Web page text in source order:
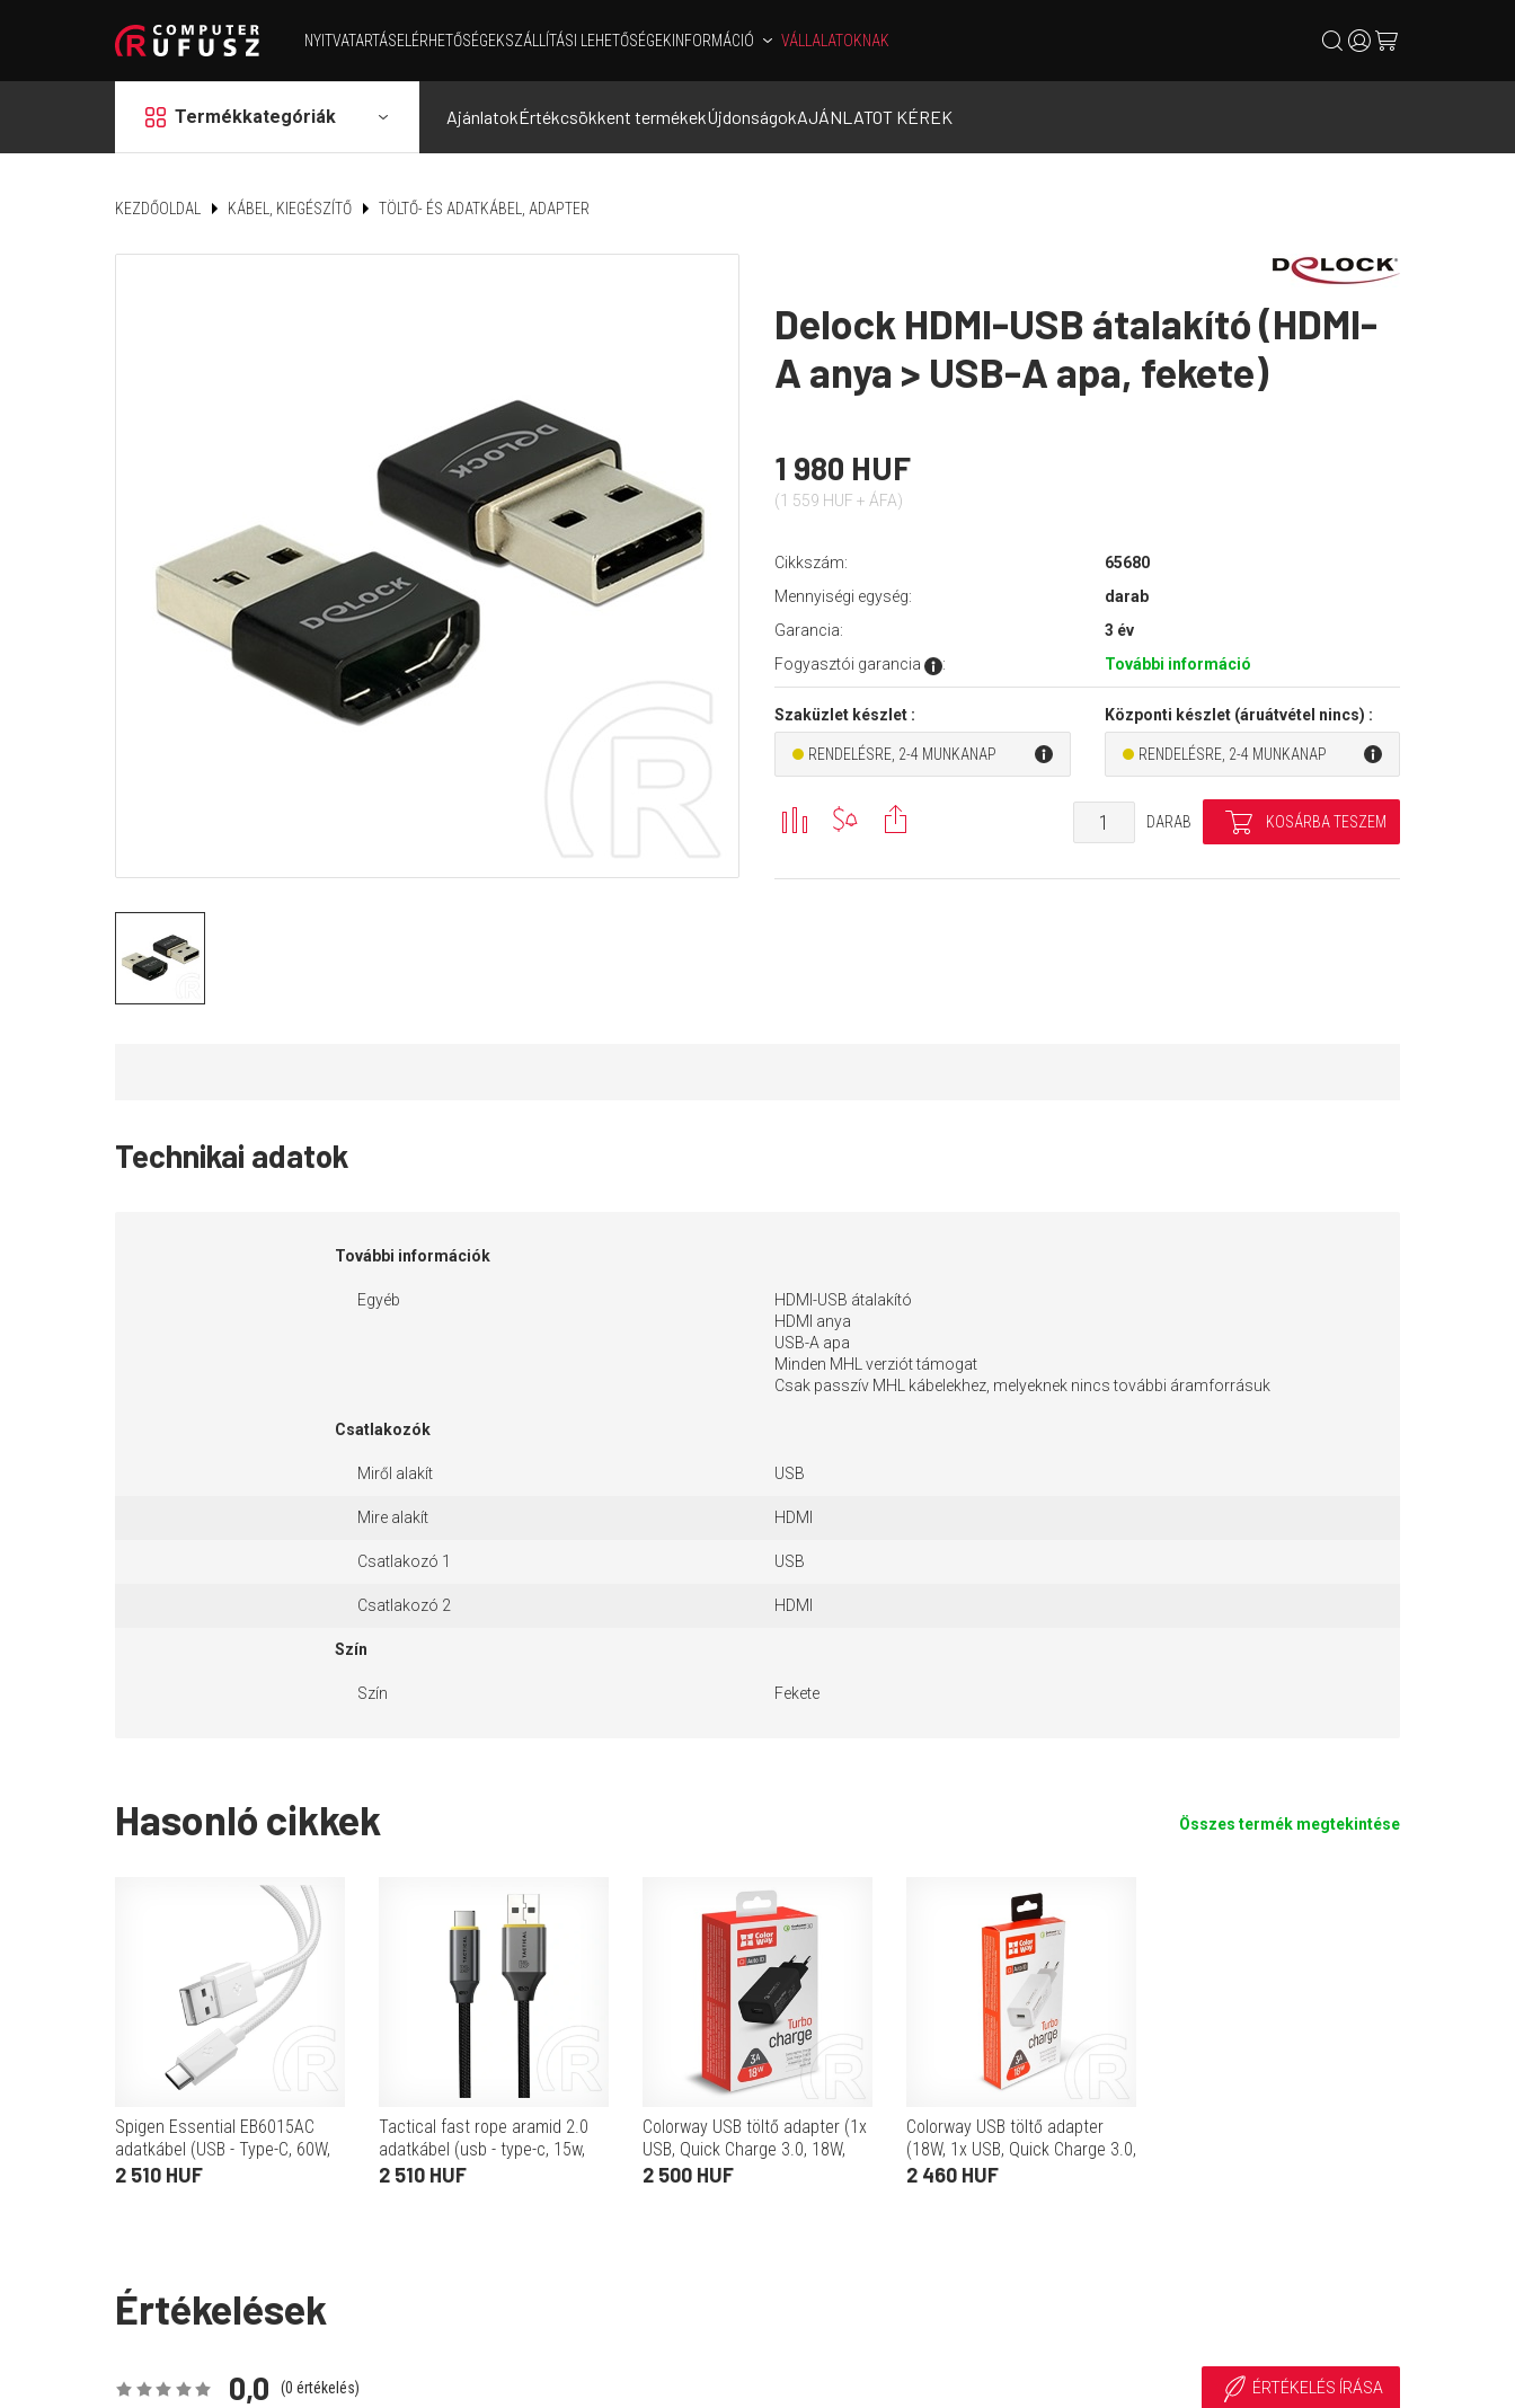
NYITVATARTÁSELÉRHETŐSÉGEKSZÁLLÍTÁSI LEHETŐSÉGEKINFORMÁCIÓ VÁLLALATOKNAK search usercart
grid Termékkategóriák AjánlatokÉrtékcsökkent termékekÚjdonságokAJÁNLATOT KÉREK
KEZDŐOLDAL KÁBEL, KIEGÉSZÍTŐ TÖLTŐ- ÉS ADATKÁBEL, ADAPTER
Delock HDMI-USB átalakító (HDMI-
A anya > USB-A apa, fekete)
1 980 HUF
(1 559 HUF + ÁFA)
Cikkszám:
65680
Mennyiségi egység:
darab
Garancia:
3 év
Fogyasztói garancia
: További információ
Szaküzlet készlet :
RENDELÉSRE, 2-4 MUNKANAP
Központi készlet (áruátvétel nincs) :
RENDELÉSRE, 2-4 MUNKANAP
DARAB
Technikai adatok
További információk
Egyéb
HDMI-USB átalakító
HDMI anya
USB-A apa
Minden MHL verziót támogat
Csak passzív MHL kábelekhez, melyeknek nincs további áramforrásuk
Csatlakozók
Miről alakít USB
Mire alakít HDMI
Csatlakozó 1 USB
Csatlakozó 2 HDMI
Szín
Szín Fekete
Hasonló cikkek Összes termék megtekintése
Spigen Essential EB6015AC
adatkábel (USB - Type-C, 60W,
PD gyorstöltés, cipőfűző,
2 510 HUF
Tactical fast rope aramid 2.0
adatkábel (usb - type-c, 15w,
gyorstöltő, cipőfűző, aramid
2 510 HUF
Colorway USB töltő adapter (1x
USB, Quick Charge 3.0, 18W,
max 3A, Huawei SCP, QC2.0,
2 500 HUF
Colorway USB töltő adapter
(18W, 1x USB, Quick Charge 3.0,
fehér, CW-CHS013Q-WT)
2 460 HUF
Értékelések
0,0 (0 értékelés) ÉRTÉKELÉS ÍRÁSA